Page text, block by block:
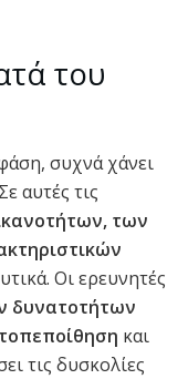
του
συχνά χάνει
αυτές τις
των
Οι ερευνητές
δυνατοτήτων
και
τις δυσκολίες